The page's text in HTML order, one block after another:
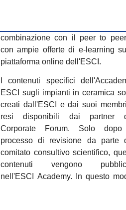
combinazione con il peer to
con ampie offerte di e-learning
piattaforma online dell'ESCI.
I contenuti specifici
ESCI sugli impianti in ceramica
creati dall'ESCI e dai suoi
resi disponibili dai partner
Corporate Forum. Solo
processo di revisione da parte
comitato consultivo scientifico,
contenuti vengono
nell'ESCI Academy. In questo